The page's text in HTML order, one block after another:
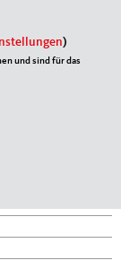
)
und sind für das